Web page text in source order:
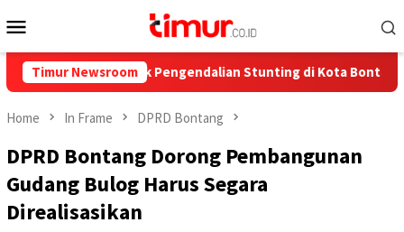
to
Menu
Timur Newsroom
Juta untuk Pengendalian Stunting di Kota Bontang
Home In Frame DPRD Bontang
DPRD Bontang Dorong Pembangunan
Gudang Bulog Harus Segara
Direalisasikan